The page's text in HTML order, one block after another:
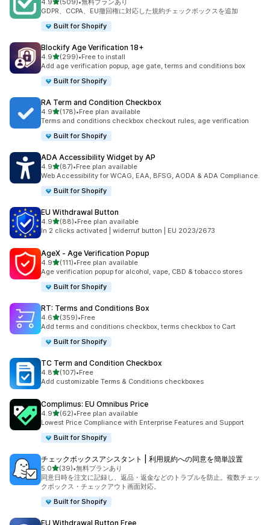
4.9 (509)
合計レビュー数：509件
•無料プランあり
GDPR、CCPA、EU撤回権に対応した規約チェックボックスを追加
Built for Shopify
Blockify Age Verification 18+
4.95つ星中
(299)
合計レビュー数：299件
•Free to install
Add age verification popup, age gate, terms and conditions box
Built for Shopify
RA Term and Condition Checkbox
4.95つ星中
(178)
合計レビュー数：178件
•Free plan available
Terms and conditions checkbox checkout rules, age verification
Built for Shopify
ADA Accessibility Widget by AP
4.95つ星中
(87)
合計レビュー数：87件
•Free plan available
Web Accessibility for WCAG, EAA, BFSG, AODA & ADA Compliance.
Built for Shopify
EU Withdrawal Button
4.95つ星中
(88)
合計レビュー数：88件
•Free plan available
In 2 clicks activated | widerruf button | EU 2023/2673
AgeX ‑ Age Verification Popup
4.95つ星中
(111)
合計レビュー数：111件
•Free plan available
Age verification popup for alcohol, vape, CBD & tobacco stores
Built for Shopify
RT: Terms and Conditions Box
4.65つ星中
(359)
合計レビュー数：359件
•Free
Add terms and conditions checkbox, terms checkbox to Cart
Built for Shopify
TC Term and Condition Checkbox
4.85つ星中
(107)
合計レビュー数：107件
•Free
Add customizable Terms & Conditions checkboxes
Complimus: EU Omnibus Price
4.95つ星中
(62)
合計レビュー数：62件
•Free plan available
Lowest Price Compliance with Enterprise Features and Support
Built for Shopify
チェックボックスアシスタント | 利用規約への同意を簡単設置
5.05つ星中
(39)
合計レビュー数：39件
•無料プランあり
同意日時を注文に記録し、返品・返金などのトラブルを防止。複数チェッ
クボックス・チェックアウト画面対応。
Built for Shopify
EU Withdrawal Button Free